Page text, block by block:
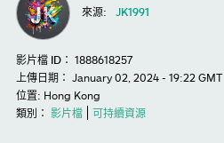
來源: JK1991
影片檔 ID： 1888618257
上傳日期： January 02, 2024 - 19:22 GMT
位置: Hong Kong
類別： 影片檔 可持續資源